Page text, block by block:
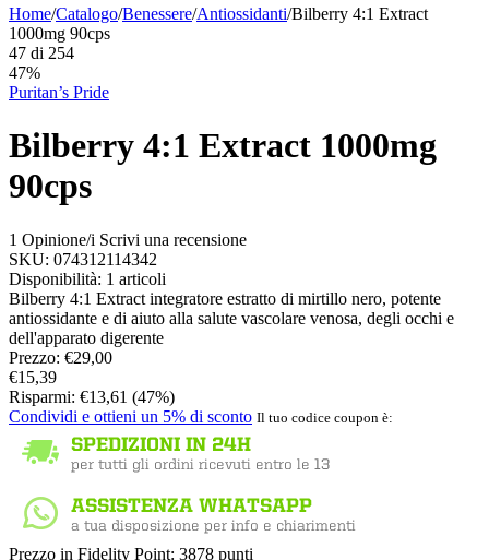
Home/Catalogo/Benessere/Antiossidanti/Bilberry 4:1 Extract
1000mg 90cps
47 di 254
47%
Puritan’s Pride
Bilberry 4:1 Extract 1000mg
90cps
1 Opinione/i Scrivi una recensione
SKU: 074312114342
Disponibilità: 1 articoli
Bilberry 4:1 Extract integratore estratto di mirtillo nero, potente
antiossidante e di aiuto alla salute vascolare venosa, degli occhi e
dell'apparato digerente
Prezzo: €29,00
€15,39
Risparmi: €13,61 (47%)
Condividi e ottieni un 5% di sconto Il tuo codice coupon è:
Prezzo in Fidelity Point: 3878 punti